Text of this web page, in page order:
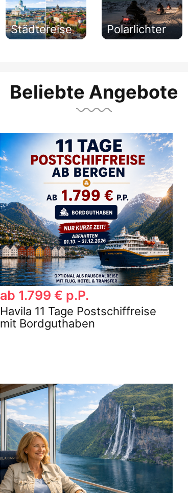
Städtereise Polarlichter
Beliebte Angebote
ab 1.799 € p.P.
Havila 11 Tage Postschiffreise
mit Bordguthaben